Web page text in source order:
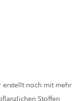
erstellt noch mit mehr
Stoffen